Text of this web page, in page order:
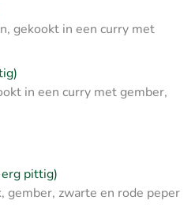
gekookt in een curry met
in een curry met gember,
pittig)
zwarte en rode peper